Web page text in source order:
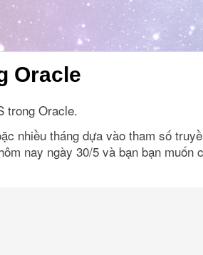
Oracle
trong Oracle.
nhiều tháng dựa vào tham số
nay ngày 30/5 và bạn bạn muốn